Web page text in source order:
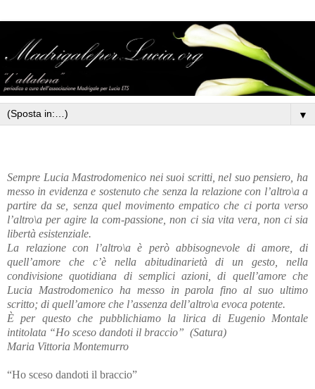
▼
Sempre Lucia Mastrodomenico nei suoi scritti, nel suo pensiero, ha
messo in evidenza e sostenuto che senza la relazione con l’altro\a a
partire da se, senza quel movimento empatico che ci porta verso
l’altro\a per agire la com-passione, non ci sia vita vera, non ci sia
libertà esistenziale.
La relazione con l’altro\a è però abbisognevole di amore, di
quell’amore che c’è nella abitudinarietà di un gesto, nella
condivisione quotidiana di semplici azioni, di quell’amore che
Lucia Mastrodomenico ha messo in parola fino al suo ultimo
scritto; di quell’amore che l’assenza dell’altro\a evoca potente.
È per questo che pubblichiamo la lirica di Eugenio Montale
intitolata “Ho sceso dandoti il braccio” (Satura)
Maria Vittoria Montemurro
“Ho sceso dandoti il braccio”